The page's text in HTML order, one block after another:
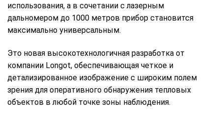
использования, а в сочетании с лазерным
дальномером до 1000 метров прибор становится
максимально универсальным.
Это новая высокотехнологичная разработка от
компании Longot, обеспечивающая четкое и
детализированное изображение с широким полем
зрения для оперативного обнаружения тепловых
объектов в любой точке зоны наблюдения.